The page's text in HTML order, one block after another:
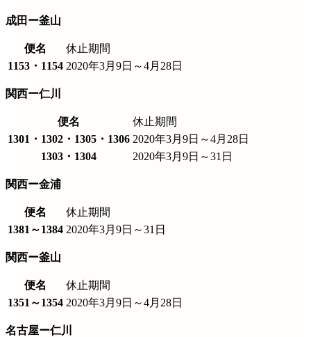
成田ー釜山
便名
休止期間
1153・1154 2020年3月9日～4月28日
関西ー仁川
便名
休止期間
1301・1302・1305・1306 2020年3月9日～4月28日
1303・1304
2020年3月9日～31日
関西ー金浦
便名
休止期間
1381～1384 2020年3月9日～31日
関西ー釜山
便名
休止期間
1351～1354 2020年3月9日～4月28日
名古屋ー仁川